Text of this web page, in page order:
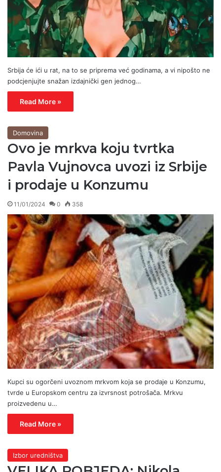
Srbija će ići u rat, na to se priprema već godinama, a vi nipošto ne
podcjenjujte snažan izdajnički gen jednog…
Read More »
Domovina
Ovo je mrkva koju tvrtka
Pavla Vujnovca uvozi iz Srbije
i prodaje u Konzumu
11/01/2024 0 358
Kupci su ogorčeni uvoznom mrkvom koja se prodaje u Konzumu,
tvrde u Europskom centru za izvrsnost potrošača. Mrkvu
proizvedenu u…
Read More »
Izbor uredništva